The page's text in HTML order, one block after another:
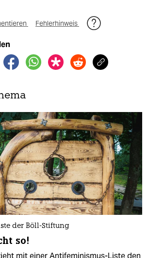
Fehlerhinweis
der Böll-Stiftung
so!